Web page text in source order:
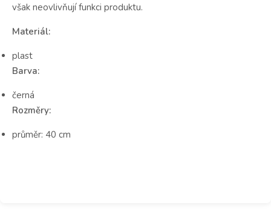
však neovlivňují funkci produktu.
Materiál:
plast
Barva:
černá
Rozměry:
průměr: 40 cm